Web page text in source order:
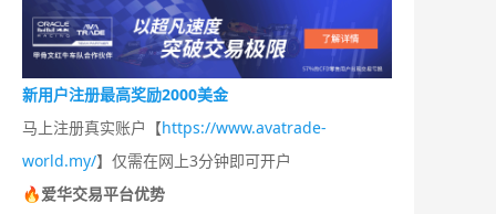
新用户注册最高奖励2000美金
马上注册真实账户【https://www.avatrade-
world.my/】仅需在网上3分钟即可开户
🔥爱华交易平台优势